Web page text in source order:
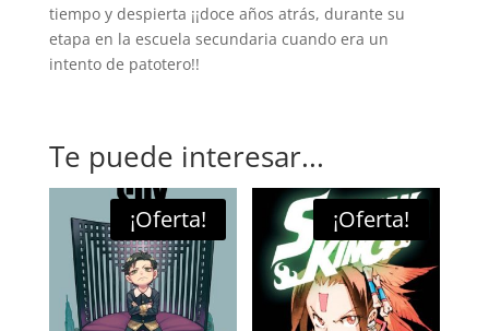
tiempo y despierta ¡¡doce años atrás, durante su
etapa en la escuela secundaria cuando era un
intento de patotero!!
Te puede interesar...
¡Oferta! ¡Oferta!